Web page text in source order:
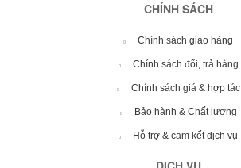
CHÍNH SÁCH
Chính sách giao hàng
Chính sách đổi, trả hàng
Chính sách giá & hợp tác
Bảo hành & Chất lượng
Hỗ trợ & cam kết dịch vụ